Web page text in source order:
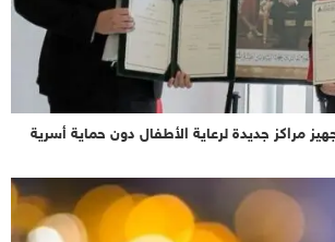
مراكز جديدة لرعاية الأطفال دون حماية أسرية